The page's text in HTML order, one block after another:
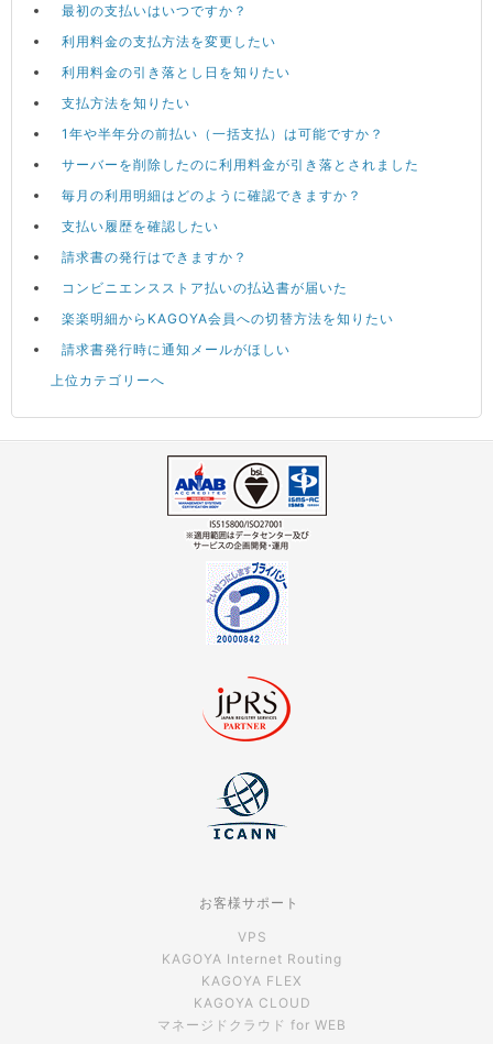
最初の支払いはいつですか？
利用料金の支払方法を変更したい
利用料金の引き落とし日を知りたい
支払方法を知りたい
1年や半年分の前払い（一括支払）は可能ですか？
サーバーを削除したのに利用料金が引き落とされました
毎月の利用明細はどのように確認できますか？
支払い履歴を確認したい
請求書の発行はできますか？
コンビニエンスストア払いの払込書が届いた
楽楽明細からKAGOYA会員への切替方法を知りたい
請求書発行時に通知メールがほしい
上位カテゴリーへ
お客様サポート
VPS
KAGOYA Internet Routing
KAGOYA FLEX
KAGOYA CLOUD
マネージドクラウド for WEB